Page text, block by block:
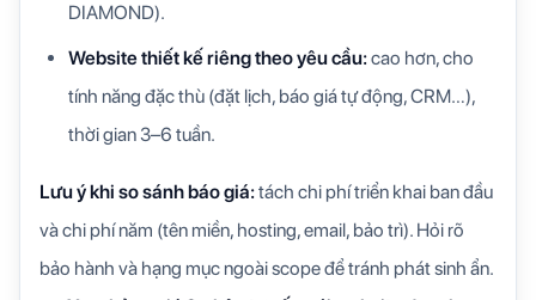
DIAMOND).
Website thiết kế riêng theo yêu cầu:cao hơn, cho
tính năng đặc thù (đặt lịch, báo giá tự động, CRM…),
thời gian 3–6 tuần.
Lưu ý khi so sánh báo giá:tách chi phí triển khai ban đầu
và chi phí năm (tên miền, hosting, email, bảo trì). Hỏi rõ
bảo hành và hạng mục ngoài scope để tránh phát sinh ẩn.